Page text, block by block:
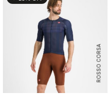
ROSSO CORSA